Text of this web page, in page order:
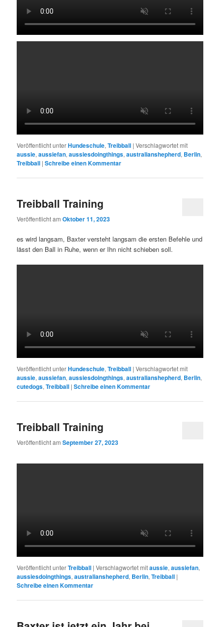
Veröffentlicht unterHundeschule,Treibball |Verschlagwortet mit
aussie,aussiefan,aussiesdoingthings,australianshepherd, Berlin,
Treibball |Schreibe einen Kommentar
Treibball Training
Veröffentlicht amOktober 11, 2023
es wird langsam, Baxter versteht langsam die ersten Befehle und
lässt den Ball in Ruhe, wenn er Ihn nicht schieben soll.
Veröffentlicht unterHundeschule,Treibball |Verschlagwortet mit
aussie,aussiefan,aussiesdoingthings,australianshepherd, Berlin,
cutedogs,Treibball |Schreibe einen Kommentar
Treibball Training
Veröffentlicht amSeptember 27, 2023
Veröffentlicht unterTreibball |Verschlagwortet mitaussie,aussiefan,
aussiesdoingthings,australianshepherd, Berlin,Treibball |
Schreibe einen Kommentar